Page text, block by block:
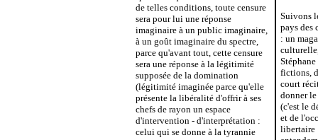
de telles conditions, toute censure
sera pour lui une réponse
imaginaire à un public imaginaire,
à un goût imaginaire du spectre,
parce qu'avant tout, cette censure
sera une réponse à la légitimité
supposée de la domination
(légitimité imaginée parce qu'elle
présente la libéralité d'offrir à ses
chefs de rayon un espace
d'intervention - d'interprétation :
celui qui se donne à la tyrannie
Suivons
pays des
: un
fictions,
court
donner
(c'est le
et de
libertaire